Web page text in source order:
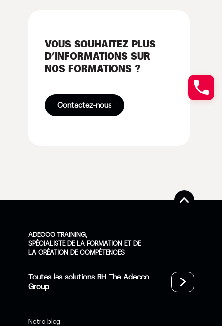
VOUS SOUHAITEZ PLUS
D’INFORMATIONS SUR
NOS FORMATIONS ?
Contactez-nous
ADECCO TRAINING,
SPÉCIALISTE DE LA FORMATION ET DE
LA CRÉATION DE COMPÉTENCES
Toutes les solutions RH The Adecco
Group
Notre blog